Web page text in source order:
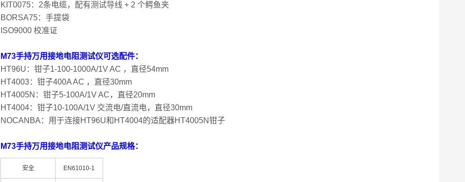
KIT0075：2条电缆，配有测试导线 + 2 个鳄鱼夹
BORSA75：手提袋
ISO9000 校准证
M73手持万用接地电阻测试仪可选配件：
HT96U：钳子1-100-1000A/1V AC ，直径54mm
HT4003：钳子400A AC ，直径30mm
HT4005N：钳子5-100A/1V AC，直径20mm
HT4004：钳子10-100A/1V 交流电/直流电，直径30mm
NOCANBA：用于连接HT96U和HT4004的适配器HT4005N钳子
M73手持万用接地电阻测试仪产品规格：
安全 EN61010-1